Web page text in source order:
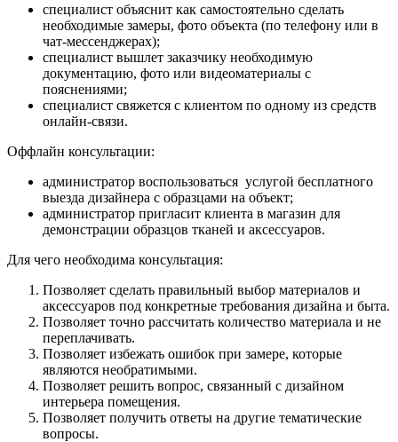
специалист объяснит как самостоятельно сделать
необходимые замеры, фото объекта (по телефону или в
чат-мессенджерах);
специалист вышлет заказчику необходимую
документацию, фото или видеоматериалы с
пояснениями;
специалист свяжется с клиентом по одному из средств
онлайн-связи.
Оффлайн консультации:
администратор воспользоваться услугой бесплатного
выезда дизайнера с образцами на объект;
администратор пригласит клиента в магазин для
демонстрации образцов тканей и аксессуаров.
Для чего необходима консультация:
Позволяет сделать правильный выбор материалов и
аксессуаров под конкретные требования дизайна и быта.
Позволяет точно рассчитать количество материала и не
переплачивать.
Позволяет избежать ошибок при замере, которые
являются необратимыми.
Позволяет решить вопрос, связанный с дизайном
интерьера помещения.
Позволяет получить ответы на другие тематические
вопросы.